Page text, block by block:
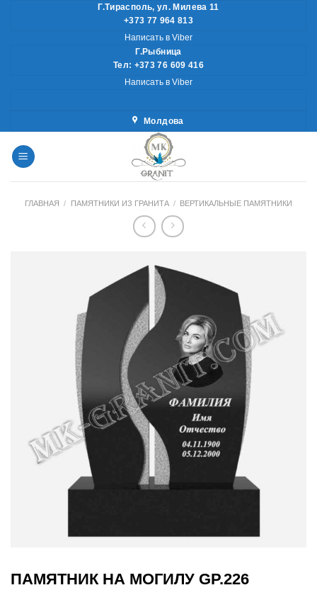
Г.Тирасполь, ул. Милева 11
+373 77 964 813
Написать в Viber
Г.Рыбница
Тел: +373 76 609 416
Написать в Viber
Молдова
ГЛАВНАЯ / ПАМЯТНИКИ ИЗ ГРАНИТА / ВЕРТИКАЛЬНЫЕ ПАМЯТНИКИ
ПАМЯТНИК НА МОГИЛУ GP.226